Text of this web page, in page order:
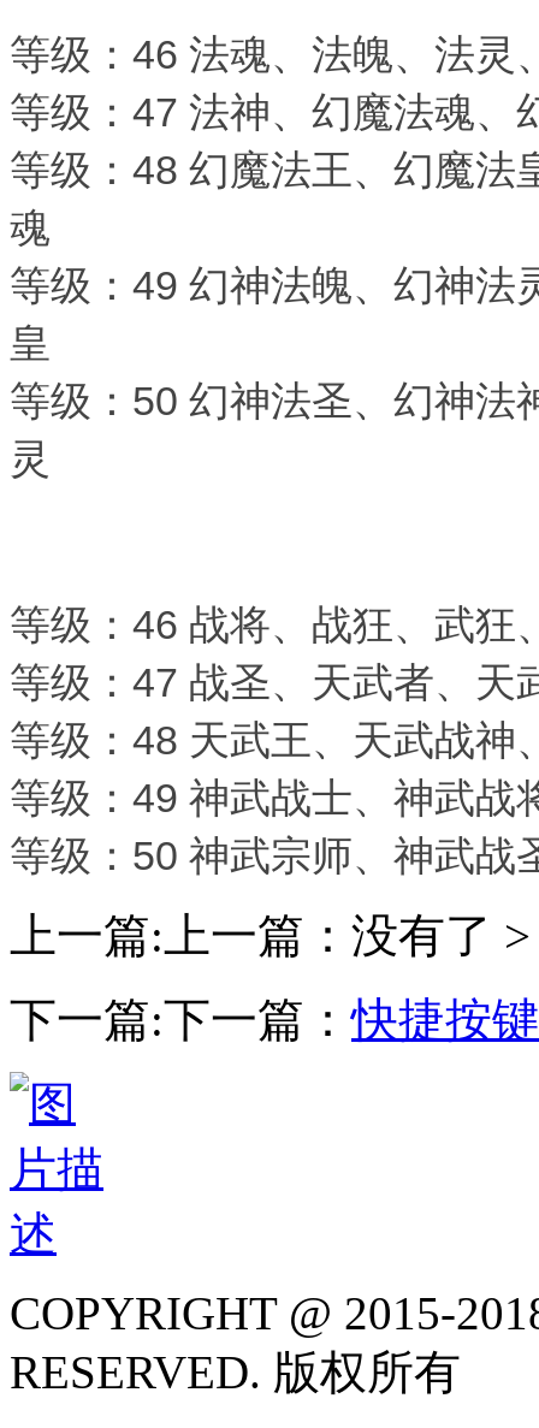
等级：46 法魂、法魄、法灵
等级：47 法神、幻魔法魂、
等级：48 幻魔法王、幻魔法
魂
等级：49 幻神法魄、幻神法
皇
等级：50 幻神法圣、幻神法
灵
等级：46 战将、战狂、武狂
等级：47 战圣、天武者、天
等级：48 天武王、天武战神
等级：49 神武战士、神武战
等级：50 神武宗师、神武战
上一篇:上一篇：没有了 >
下一篇:下一篇：快捷按键
COPYRIGHT @ 2015-
RESERVED. 版权所有